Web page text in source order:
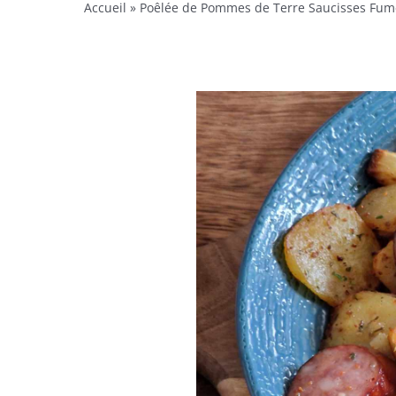
Accueil » Poêlée de Pommes de Terre Saucisses